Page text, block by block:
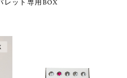
レット専用BOX